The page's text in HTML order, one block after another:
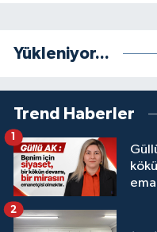
Yükleniyor...
Trend Haberler
2